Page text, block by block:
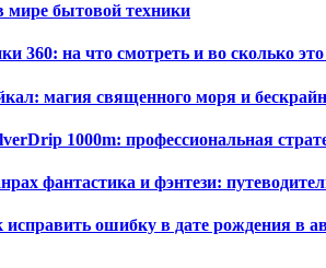
мире бытовой техники
360: на что смотреть и во сколько это
магия священного моря и
1000m: профессиональная
фантастика и фэнтези:
исправить ошибку в дате рождения в